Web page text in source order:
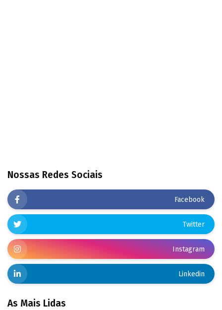
Nossas Redes Sociais
Facebook
Twitter
Instagram
Linkedin
As Mais Lidas